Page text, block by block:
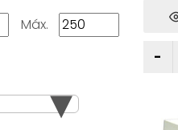
Máx.
▾